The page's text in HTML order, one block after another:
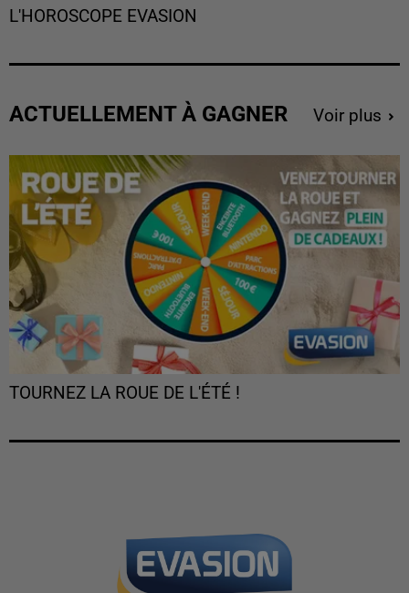
L'HOROSCOPE EVASION
ACTUELLEMENT À GAGNER Voir plus
TOURNEZ LA ROUE DE L'ÉTÉ !